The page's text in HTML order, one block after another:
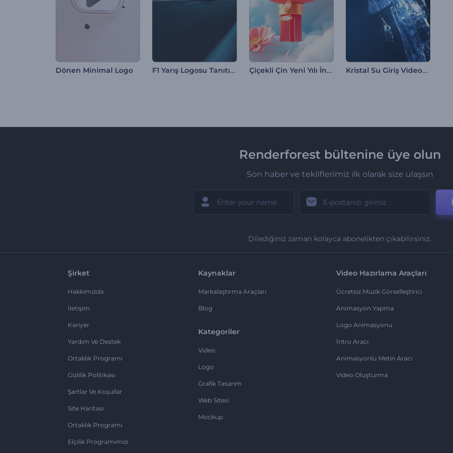
Dönen Minimal Logo F1 Yarış Logosu Tanıtımı Çiçekli Çin Yeni Yılı İntro Kristal Su Giriş Videosu
Renderforest bültenine üye olun
Son haber ve tekliflerimiz ilk olarak size ulaşsın
Dilediğiniz zaman kolayca abonelikten çıkabilirsiniz.
Şirket
Hakkımızda
İletişim
Kariyer
Yardım Ve Destek
Ortaklık Programı
Gizlilik Politikası
Şartlar Ve Koşullar
Site Haritası
Ortaklık Programı
Elçilik Programımızı
Kaynaklar
Markalaştırma Araçları
Blog
Kategoriler
Video
Logo
Grafik Tasarım
Web Sitesi
Mockup
Video Hazırlama Araçları
Ücretsiz Müzik Görselleştirici
Animasyon Yapma
Logo Animasyonu
İntro Aracı
Animasyonlu Metin Aracı
Video Oluşturma